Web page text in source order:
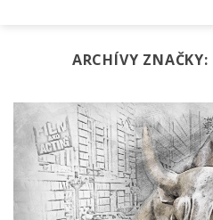
ARCHÍVY ZNAČKY: